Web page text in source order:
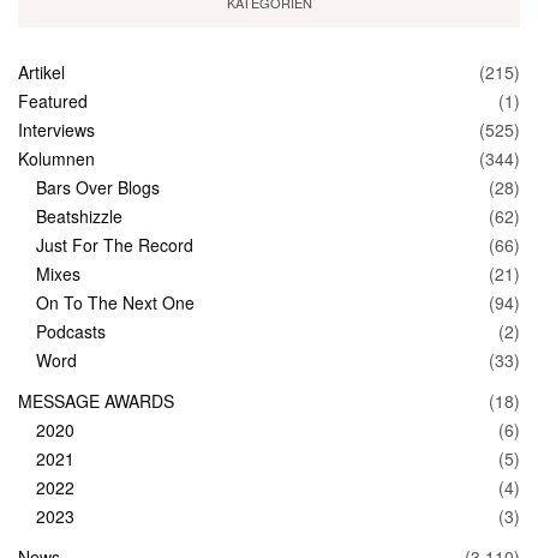
Artikel
(215)
Featured
(1)
Interviews
(525)
Kolumnen
(344)
Bars Over Blogs
(28)
Beatshizzle
(62)
Just For The Record
(66)
Mixes
(21)
On To The Next One
(94)
Podcasts
(2)
Word
(33)
MESSAGE AWARDS
(18)
2020
(6)
2021
(5)
2022
(4)
2023
(3)